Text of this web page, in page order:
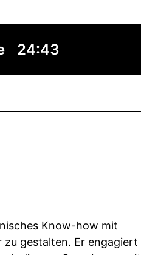
Know-how mit
gestalten. Er engagiert